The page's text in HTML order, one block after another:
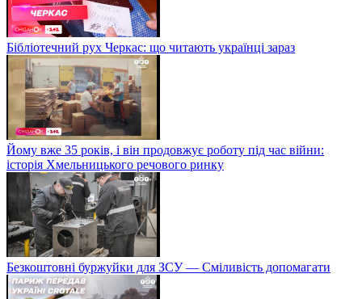
Бібліотечний рух Черкас: що читають українці зараз
Йому вже 35 років, і він продовжує роботу під час війни:
історія Хмельницького речового ринку
Безкоштовні буржуйки для ЗСУ — Сміливість допомагати